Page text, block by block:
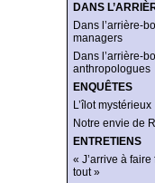
DANS
Dans l’arrière-
managers
Dans l’arrière-
anthropologues
ENQUÊTES
L’îlot mystérieux
Notre envie de
ENTRETIENS
« J’arrive à
tout »